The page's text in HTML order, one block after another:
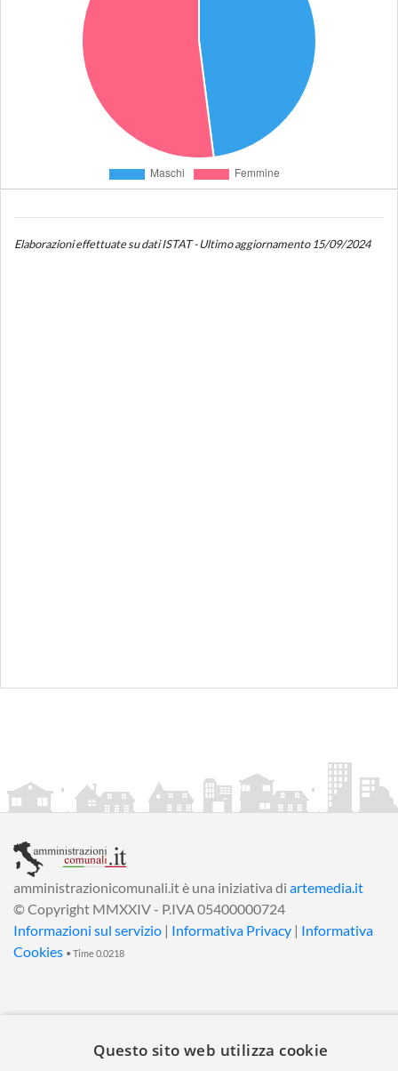
Elaborazioni effettuate su dati ISTAT - Ultimo aggiornamento 15/09/2024
amministrazionicomunali.it è una iniziativa di artemedia.it
© Copyright MMXXIV - P.IVA 05400000724
Informazioni sul servizio | Informativa Privacy | Informativa
Cookies • Time 0.0218
Questo sito web utilizza cookie